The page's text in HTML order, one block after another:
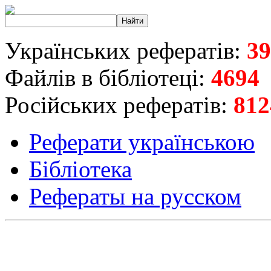
Українських рефератів:
Файлів в бібліотеці: 4694
Російських рефератів:
Реферати українською
Бібліотека
Рефераты на русском